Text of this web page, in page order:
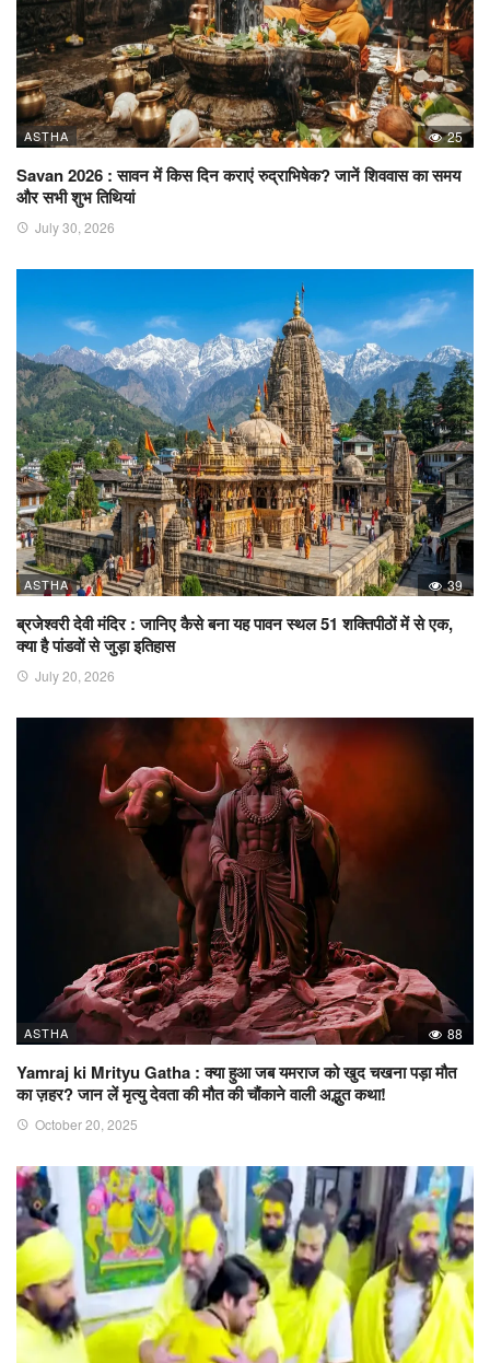
ASTHA 25
Savan 2026 : सावन में किस दिन कराएं रुद्राभिषेक? जानें शिववास का समय
और सभी शुभ तिथियां
July 30, 2026
ASTHA 39
ब्रजेश्वरी देवी मंदिर : जानिए कैसे बना यह पावन स्थल 51 शक्तिपीठों में से एक,
क्या है पांडवों से जुड़ा इतिहास
July 20, 2026
ASTHA 88
Yamraj ki Mrityu Gatha : क्या हुआ जब यमराज को खुद चखना पड़ा मौत
का ज़हर? जान लें मृत्यु देवता की मौत की चौंकाने वाली अद्भुत कथा!
October 20, 2025